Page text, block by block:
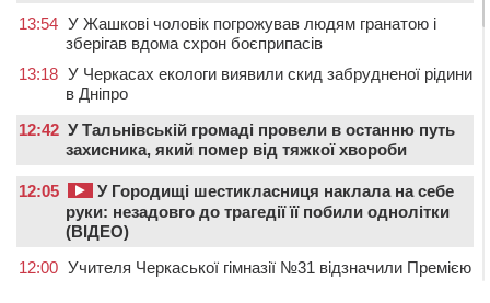
13:54 У Жашкові чоловік погрожував людям гранатою і
зберігав вдома схрон боєприпасів
13:18 У Черкасах екологи виявили скид забрудненої рідини
в Дніпро
12:42 У Тальнівській громаді провели в останню путь
захисника, який помер від тяжкої хвороби
12:05
У Городищі шестикласниця наклала на себе
руки: незадовго до трагедії її побили однолітки
(ВІДЕО)
12:00 Учителя Черкаської гімназії №31 відзначили Премією